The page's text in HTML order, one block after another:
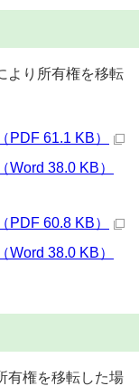
より所有権を移転
PDF 61.1 KB）
Word 38.0 KB）
PDF 60.8 KB）
Word 38.0 KB）
有権を移転した場